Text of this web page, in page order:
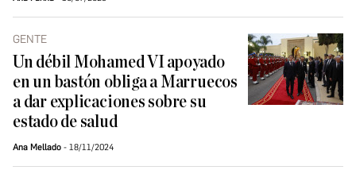
GENTE
Un débil Mohamed VI apoyado
en un bastón obliga a Marruecos
a dar explicaciones sobre su
estado de salud
Ana Mellado 18/11/2024